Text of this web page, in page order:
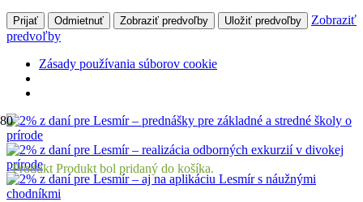
Prijať Odmietnuť Zobraziť predvoľby Uložiť predvoľby
Zobraziť
predvoľby
Zásady používania súborov cookie
Produkt Produkt bol pridaný do košíka.